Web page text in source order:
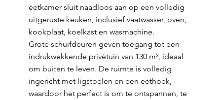
eetkamer sluit naadloos aan op een volledig
uitgeruste keuken, inclusief vaatwasser, oven,
kookplaat, koelkast en wasmachine.
Grote schuifdeuren geven toegang tot een
indrukwekkende privétuin van 130 m², ideaal
om buiten te leven. De ruimte is volledig
ingericht met ligstoelen en een eethoek,
waardoor het perfect is om te ontspannen, te